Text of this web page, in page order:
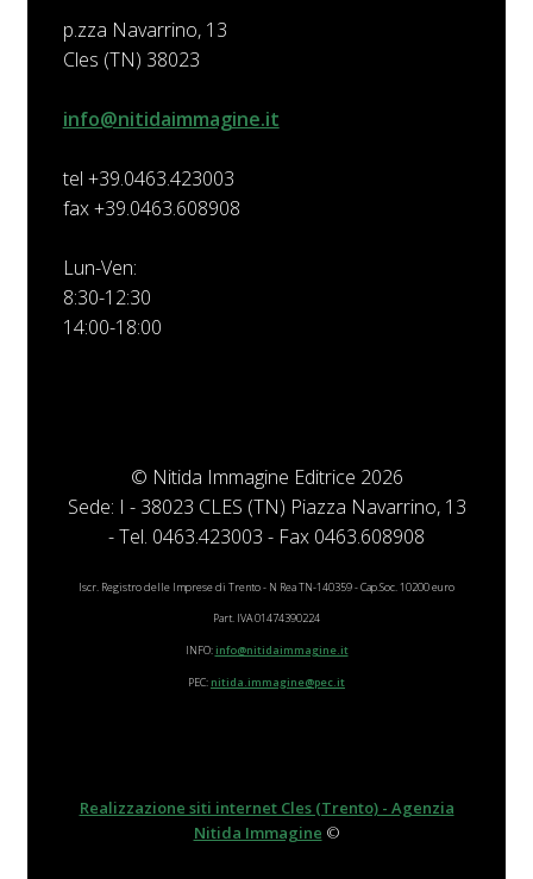
p.zza Navarrino, 13
Cles (TN) 38023
info@nitidaimmagine.it
tel +39.0463.423003
fax +39.0463.608908
Lun-Ven:
8:30-12:30
14:00-18:00
© Nitida Immagine Editrice 2026
Sede: I - 38023 CLES (TN) Piazza Navarrino, 13
- Tel. 0463.423003 - Fax 0463.608908
Iscr. Registro delle Imprese di Trento - N Rea TN-140359 - Cap.Soc. 10200 euro
Part. IVA 01474390224
INFO: info@nitidaimmagine.it
PEC: nitida.immagine@pec.it
Realizzazione siti internet Cles (Trento) - Agenzia
Nitida Immagine ©